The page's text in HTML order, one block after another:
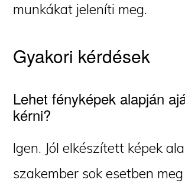
munkákat jeleníti meg.
Gyakori kérdések
Lehet fényképek alapján
kérni?
Igen. Jól elkészített képek
szakember sok esetben